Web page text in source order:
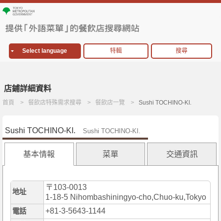
Select language 特輯 搜尋
店鋪詳細資料
首頁 餐飲店特殊需求搜尋 餐飲店一覽 Sushi TOCHINO-KI.
Sushi TOCHINO-KI. Sushi TOCHINO-KI.
基本情報 菜單 交通資訊
地址
〒103-0013
1-18-5 Nihombashiningyo-cho,Chuo-ku,Tokyo
電話 +81-3-5643-1144